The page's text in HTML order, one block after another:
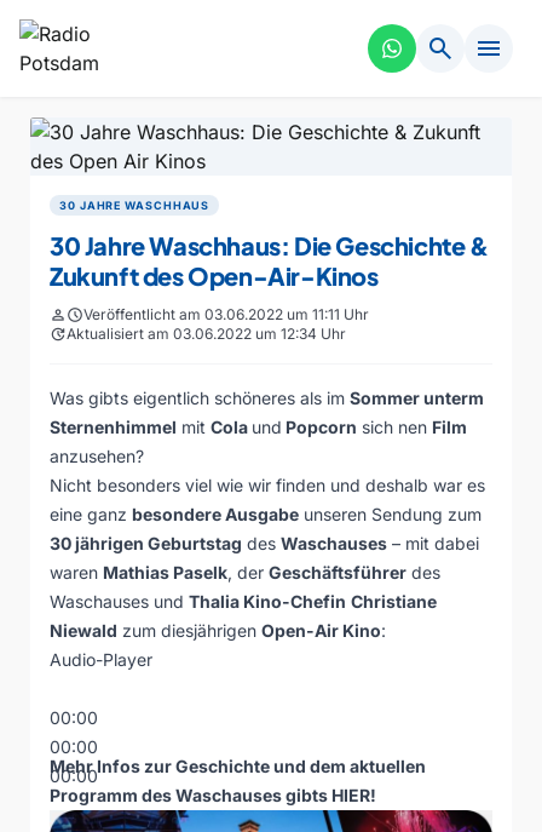
search menu
30 JAHRE WASCHHAUS
30 Jahre Waschhaus: Die Geschichte &
Zukunft des Open-Air-Kinos
personscheduleVeröffentlicht am 03.06.2022 um 11:11 Uhr
updateAktualisiert am 03.06.2022 um 12:34 Uhr
Was gibts eigentlich schöneres als im Sommer unterm
Sternenhimmel mit Cola und Popcorn sich nen Film
anzusehen?
Nicht besonders viel wie wir finden und deshalb war es
eine ganz besondere Ausgabe unseren Sendung zum
30 jährigen Geburtstag des Waschauses – mit dabei
waren Mathias Paselk, der Geschäftsführer des
Waschauses und Thalia Kino-Chefin Christiane
Niewald zum diesjährigen Open-Air Kino:
Audio-Player
00:00
00:00
00:00
Mehr Infos zur Geschichte und dem aktuellen
Programm des Waschauses gibts HIER!